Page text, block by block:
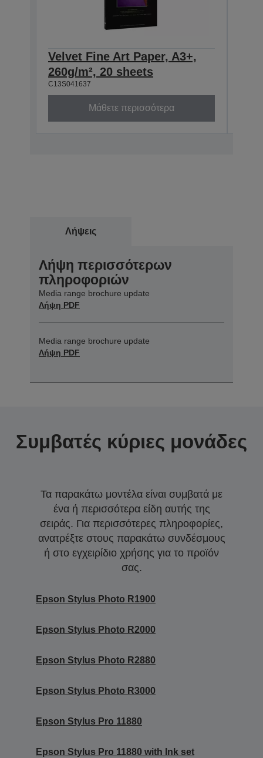
Velvet Fine Art Paper, A3+,
260g/m², 20 sheets
C13S041637
Μάθετε περισσότερα
Λήψεις
Λήψη περισσότερων
πληροφοριών
Media range brochure update
Λήψη PDF
Media range brochure update
Λήψη PDF
Συμβατές κύριες μονάδες
Τα παρακάτω μοντέλα είναι συμβατά με
ένα ή περισσότερα είδη αυτής της
σειράς. Για περισσότερες πληροφορίες,
ανατρέξτε στους παρακάτω συνδέσμους
ή στο εγχειρίδιο χρήσης για το προϊόν
σας.
Epson Stylus Photo R1900
Epson Stylus Photo R2000
Epson Stylus Photo R2880
Epson Stylus Photo R3000
Epson Stylus Pro 11880
Epson Stylus Pro 11880 with Ink set